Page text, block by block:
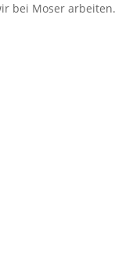
bei Moser arbeiten.